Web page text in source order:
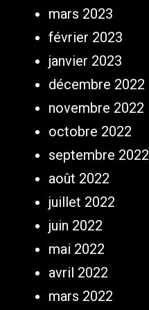
mars 2023
février 2023
janvier 2023
décembre 2022
novembre 2022
octobre 2022
septembre 2022
août 2022
juillet 2022
juin 2022
mai 2022
avril 2022
mars 2022